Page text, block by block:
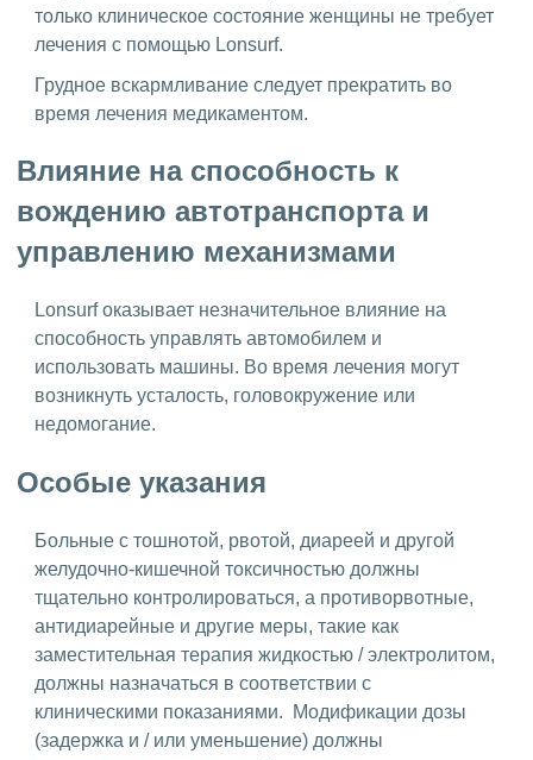
только клиническое состояние женщины не требует
лечения с помощью Lonsurf.
Грудное вскармливание следует прекратить во
время лечения медикаментом.
Влияние на способность к
вождению автотранспорта и
управлению механизмами
Lonsurf оказывает незначительное влияние на
способность управлять автомобилем и
использовать машины. Во время лечения могут
возникнуть усталость, головокружение или
недомогание.
Особые указания
Больные с тошнотой, рвотой, диареей и другой
желудочно-кишечной токсичностью должны
тщательно контролироваться, а противорвотные,
антидиарейные и другие меры, такие как
заместительная терапия жидкостью / электролитом,
должны назначаться в соответствии с
клиническими показаниями. Модификации дозы
(задержка и / или уменьшение) должны